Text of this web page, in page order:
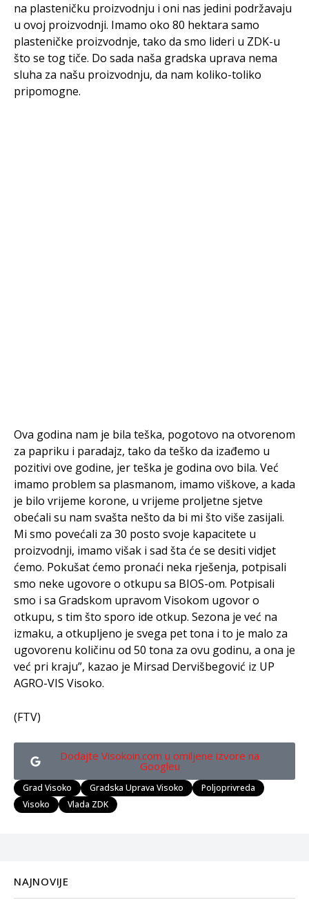
na plasteničku proizvodnju i oni nas jedini podržavaju
u ovoj proizvodnji. Imamo oko 80 hektara samo
plasteničke proizvodnje, tako da smo lideri u ZDK-u
što se tog tiče. Do sada naša gradska uprava nema
sluha za našu proizvodnju, da nam koliko-toliko
pripomogne.
Ova godina nam je bila teška, pogotovo na otvorenom
za papriku i paradajz, tako da teško da izađemo u
pozitivi ove godine, jer teška je godina ovo bila. Već
imamo problem sa plasmanom, imamo viškove, a kada
je bilo vrijeme korone, u vrijeme proljetne sjetve
obećali su nam svašta nešto da bi mi što više zasijali.
Mi smo povećali za 30 posto svoje kapacitete u
proizvodnji, imamo višak i sad šta će se desiti vidjet
ćemo. Pokušat ćemo pronaći neka rješenja, potpisali
smo neke ugovore o otkupu sa BIOS-om. Potpisali
smo i sa Gradskom upravom Visokom ugovor o
otkupu, s tim što sporo ide otkup. Sezona je već na
izmaku, a otkupljeno je svega pet tona i to je malo za
ugovorenu količinu od 50 tona za ovu godinu, a ona je
već pri kraju”, kazao je Mirsad Dervišbegović iz UP
AGRO-VIS Visoko.
(FTV)
Dodajte Visokoin.com u omiljene izvore na
Googleu
Grad Visoko Gradska Uprava Visoko
Poljoprivreda
Visoko
Vlada ZDK
NAJNOVIJE